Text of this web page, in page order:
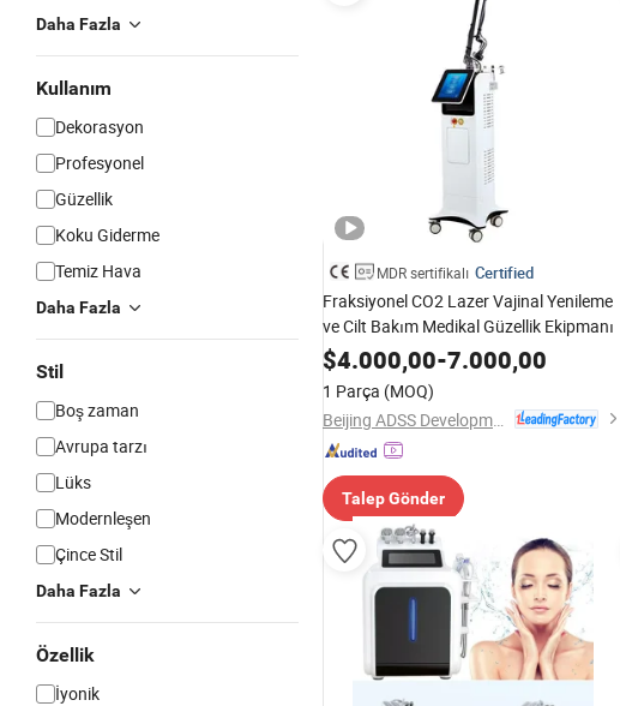
Daha Fazla
Kullanım
Dekorasyon
Profesyonel
Güzellik
Koku Giderme
Temiz Hava
Daha Fazla
Stil
Boş zaman
Avrupa tarzı
Lüks
Modernleşen
Çince Stil
Daha Fazla
Özellik
İyonik
MDR sertifikalı Certified
Fraksiyonel CO2 Lazer Vajinal Yenileme
ve Cilt Bakım Medikal Güzellik Ekipmanı
$4.000,00-7.000,00
1 Parça (MOQ)
Talep Gönder